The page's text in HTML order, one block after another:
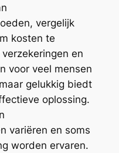
vergelijk
kosten te
en
voor veel mensen
gelukkig biedt
oplossing.
variëren en soms
worden ervaren.